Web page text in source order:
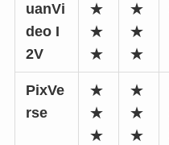
uanVi
deo I
2V
★
★
★
★
★
★
PixVe
rse
★
★
★
★
★
★